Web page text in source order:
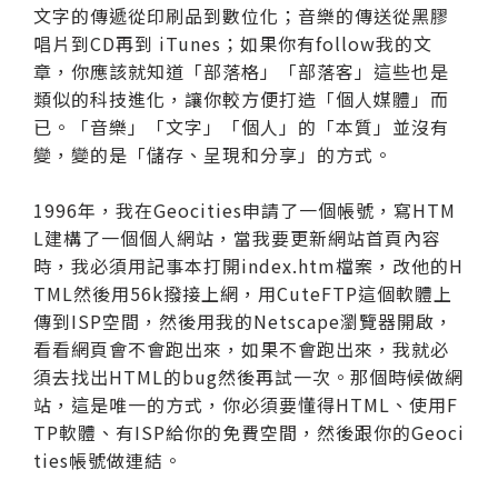
文字的傳遞從印刷品到數位化；音樂的傳送從黑膠
唱片到CD再到 iTunes；如果你有follow我的文
章，你應該就知道「部落格」「部落客」這些也是
類似的科技進化，讓你較方便打造「個人媒體」而
已。「音樂」「文字」「個人」的「本質」並沒有
變，變的是「儲存、呈現和分享」的方式。
1996年，我在Geocities申請了一個帳號，寫HTM
L建構了一個個人網站，當我要更新網站首頁內容
時，我必須用記事本打開index.htm檔案，改他的H
TML然後用56k撥接上網，用CuteFTP這個軟體上
傳到ISP空間，然後用我的Netscape瀏覽器開啟，
看看網頁會不會跑出來，如果不會跑出來，我就必
須去找出HTML的bug然後再試一次。那個時候做網
站，這是唯一的方式，你必須要懂得HTML、使用F
TP軟體、有ISP給你的免費空間，然後跟你的Geoci
ties帳號做連結。